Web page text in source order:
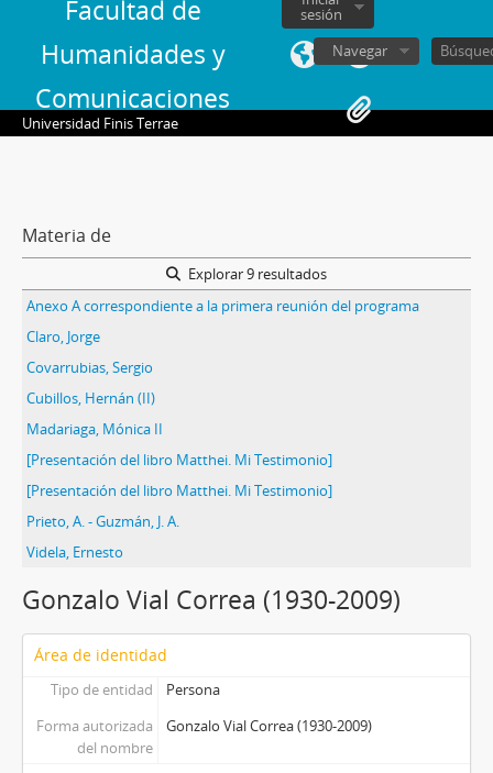
Facultad de
Humanidades y
Comunicaciones
sesión
Navegar
Universidad Finis Terrae
Materia de
Explorar 9 resultados
Anexo A correspondiente a la primera reunión del programa
Claro, Jorge
Covarrubias, Sergio
Cubillos, Hernán (II)
Madariaga, Mónica II
[Presentación del libro Matthei. Mi Testimonio]
[Presentación del libro Matthei. Mi Testimonio]
Prieto, A. - Guzmán, J. A.
Videla, Ernesto
Gonzalo Vial Correa (1930-2009)
Área de identidad
Tipo de entidad
Persona
Forma autorizada
del nombre
Gonzalo Vial Correa (1930-2009)